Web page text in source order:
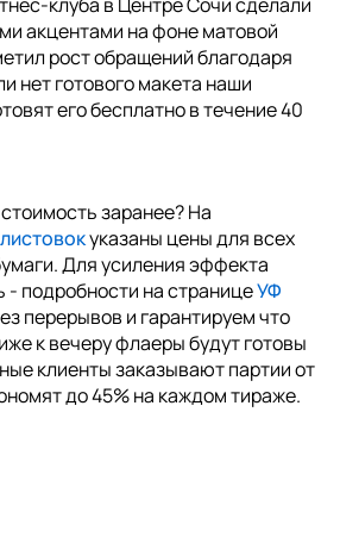
акцентами на фоне матовой
рост обращений благодаря
нет готового макета наши
его бесплатно в течение 40
заранее? На
указаны цены для всех
Для усиления эффекта
- подробности на страницеУФ
перерывов и гарантируем что
к вечеру флаеры будут готовы
клиенты заказывают партии от
до 45% на каждом тираже.